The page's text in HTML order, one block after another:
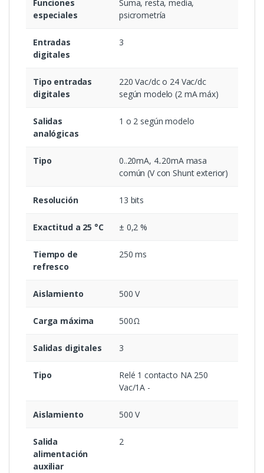
Funciones
especiales
Suma, resta, media,
psicrometría
Entradas
digitales
3
Tipo entradas
digitales
220 Vac/dc o 24 Vac/dc
según modelo (2 mA máx)
Salidas
analógicas
1 o 2 según modelo
Tipo
0..20mA, 4..20mA masa
común (V con Shunt exterior)
Resolución 13 bits
Exactitud a 25 °C ± 0,2 %
Tiempo de
refresco
250 ms
Aislamiento 500 V
Carga máxima 500Ω
Salidas digitales 3
Tipo
Relé 1 contacto NA 250
Vac/1A -
Aislamiento 500 V
Salida
alimentación
auxiliar
2